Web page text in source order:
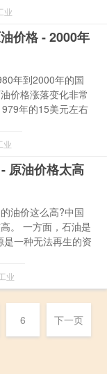
业
价格 - 2000年
年到2000年的国
价格涨落变化非常
年的15美元左右
业
原油价格太高
油价这么高?中国
。 一方面，石油是
一种无法再生的资
业
6 下一页